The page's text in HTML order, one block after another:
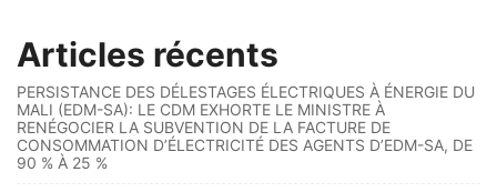
Articles récents
PERSISTANCE DES DÉLESTAGES ÉLECTRIQUES À ÉNERGIE DU
MALI (EDM-SA): LE CDM EXHORTE LE MINISTRE À
RENÉGOCIER LA SUBVENTION DE LA FACTURE DE
CONSOMMATION D’ÉLECTRICITÉ DES AGENTS D’EDM-SA, DE
90 % À 25 %